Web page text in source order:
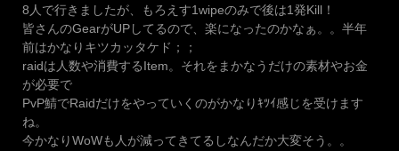
8人で行きましたが、もろえす1wipeのみで後は1発Kill！
皆さんのGearがUPしてるので、楽になったのかなぁ。。半年
前はかなりキツカッタケド；；
raidは人数や消費するItem。それをまかなうだけの素材やお金
が必要で
PvP鯖でRaidだけをやっていくのがかなりｷﾂｲ感じを受けます
ね。
今かなりWoWも人が減ってきてるしなんだか大変そう。。